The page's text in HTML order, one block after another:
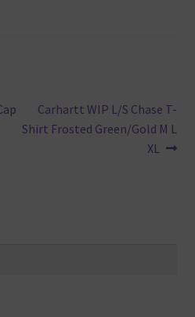
Nächster
Beitrag:
Carhartt WIP L/S Chase T-
Shirt Frosted Green/Gold M L
XL